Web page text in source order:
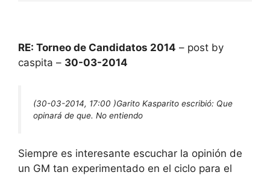
RE: Torneo de Candidatos 2014 – post by
caspita – 30-03-2014
(30-03-2014, 17:00 )Garito Kasparito escribió: Que
opinará de que. No entiendo
Siempre es interesante escuchar la opinión de
un GM tan experimentado en el ciclo para el